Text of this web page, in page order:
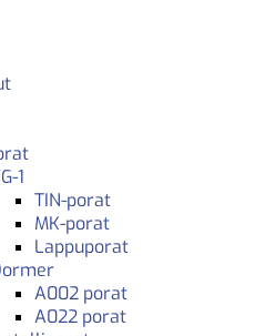
1
TIN-porat
MK-porat
Lappuporat
A002 porat
A022 porat